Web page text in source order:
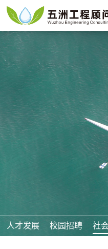
关于我们
我们的业务
面向未来
党建引领
全国商务洽谈 158-2440-4429
人才发展 校园招聘 社